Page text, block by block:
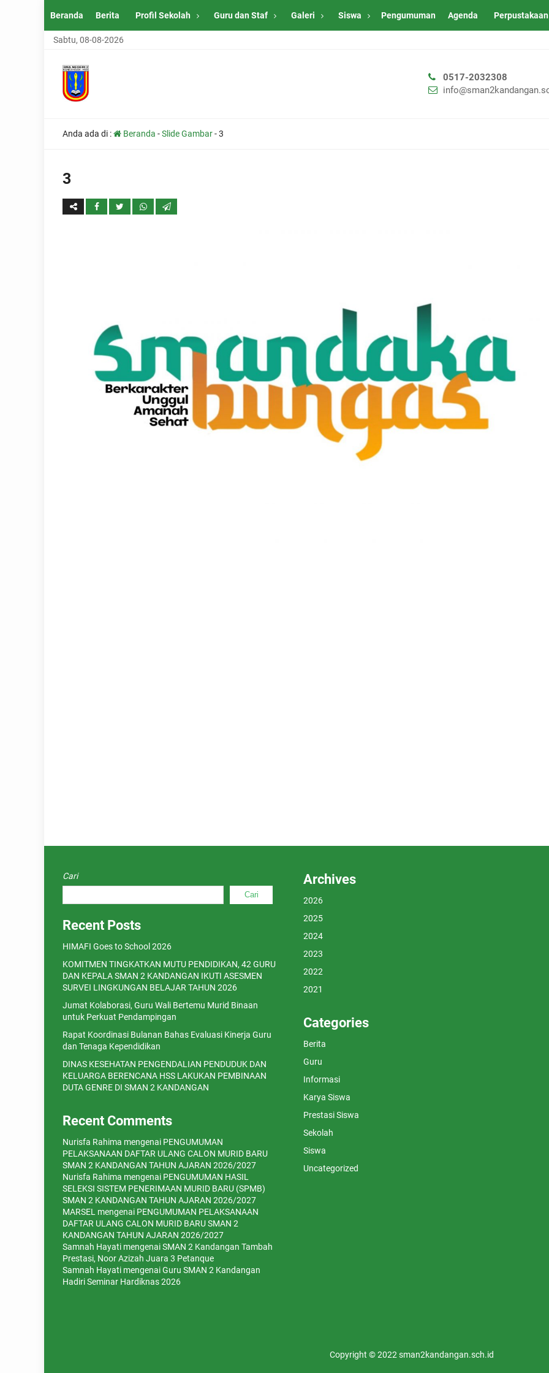
Beranda Berita Profil Sekolah Guru dan Staf Galeri Siswa Pengumuman Agenda Perpustakaan
Sabtu, 08-08-2026
0517-2032308
Anda ada di : Beranda -Slide Gambar-3
3
Cari
Cari
Recent Posts
HIMAFI Goes to School 2026
KOMITMEN TINGKATKAN MUTU PENDIDIKAN, 42 GURU
DAN KEPALA SMAN 2 KANDANGAN IKUTI ASESMEN
SURVEI LINGKUNGAN BELAJAR TAHUN 2026
Jumat Kolaborasi, Guru Wali Bertemu Murid Binaan
untuk Perkuat Pendampingan
Rapat Koordinasi Bulanan Bahas Evaluasi Kinerja Guru
dan Tenaga Kependidikan
DINAS KESEHATAN PENGENDALIAN PENDUDUK DAN
KELUARGA BERENCANA HSS LAKUKAN PEMBINAAN
DUTA GENRE DI SMAN 2 KANDANGAN
Recent Comments
Nurisfa Rahima mengenai PENGUMUMAN
PELAKSANAAN DAFTAR ULANG CALON MURID BARU
SMAN 2 KANDANGAN TAHUN AJARAN 2026/2027
Nurisfa Rahima mengenai PENGUMUMAN HASIL
SELEKSI SISTEM PENERIMAAN MURID BARU (SPMB)
SMAN 2 KANDANGAN TAHUN AJARAN 2026/2027
MARSEL mengenai PENGUMUMAN PELAKSANAAN
DAFTAR ULANG CALON MURID BARU SMAN 2
KANDANGAN TAHUN AJARAN 2026/2027
Samnah Hayati mengenaiSMAN 2 Kandangan Tambah
Prestasi, Noor Azizah Juara 3 Petanque
Samnah Hayati mengenaiGuru SMAN 2 Kandangan
Hadiri Seminar Hardiknas 2026
Archives
2026
2025
2024
2023
2022
2021
Categories
Berita
Guru
Informasi
Karya Siswa
Prestasi Siswa
Sekolah
Siswa
Uncategorized
Copyright © 2022 sman2kandangan.sch.id